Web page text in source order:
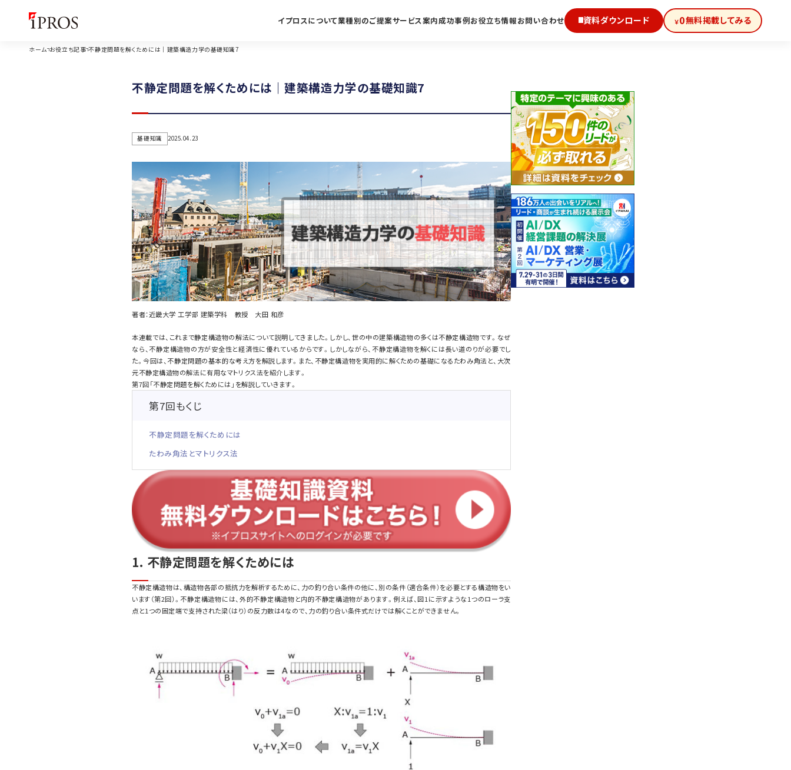
イプロスについて業種別のご提案サービス案内成功事例お役立ち情報お問い合わせ 資料ダウンロード ￥0無料掲載してみる
ホーム お役立ち記事 不静定問題を解くためには｜建築構造力学の基礎知識7
不静定問題を解くためには｜建築構造力学の基礎知識7
基礎知識 2025.04.23
著者：近畿大学 工学部 建築学科 教授 大田 和彦
本連載では、これまで静定構造物の解法について説明してきました。しかし、世の中の建築構造物の多くは不静定構造物です。なぜ
なら、不静定構造物の方が安全性と経済性に優れているからです。しかしながら、不静定構造物を解くには長い道のりが必要でし
た。今回は、不静定問題の基本的な考え方を解説します。また、不静定構造物を実用的に解くための基礎になるたわみ角法と、大次
元不静定構造物の解法に有用なマトリクス法を紹介します。
第7回「不静定問題を解くためには」を解説していきます。
第7回もくじ
不静定問題を解くためには
たわみ角法とマトリクス法
1. 不静定問題を解くためには
不静定構造物は、構造物各部の抵抗力を解析するために、力の釣り合い条件の他に、別の条件（適合条件）を必要とする構造物をい
います（第2回）。不静定構造物には、外的不静定構造物と内的不静定構造物があります。例えば、図1に示すような1つのローラ支
点と1つの固定端で支持された梁（はり）の反力数は4なので、力の釣り合い条件式だけでは解くことができません。